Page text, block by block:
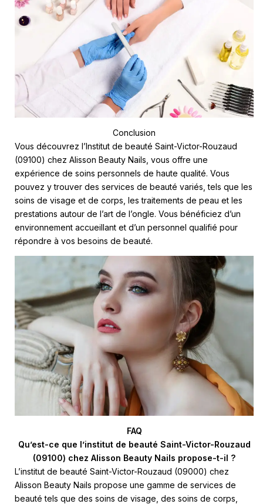
Conclusion
Vous découvrez l’Institut de beauté Saint-Victor-Rouzaud
(09100) chez Alisson Beauty Nails, vous offre une
expérience de soins personnels de haute qualité. Vous
pouvez y trouver des services de beauté variés, tels que les
soins de visage et de corps, les traitements de peau et les
prestations autour de l’art de l’ongle. Vous bénéficiez d’un
environnement accueillant et d’un personnel qualifié pour
répondre à vos besoins de beauté.
FAQ
Qu’est-ce que l’institut de beauté Saint-Victor-Rouzaud
(09100) chez Alisson Beauty Nails propose-t-il ?
L’institut de beauté Saint-Victor-Rouzaud (09000) chez
Alisson Beauty Nails propose une gamme de services de
beauté tels que des soins de visage, des soins de corps,